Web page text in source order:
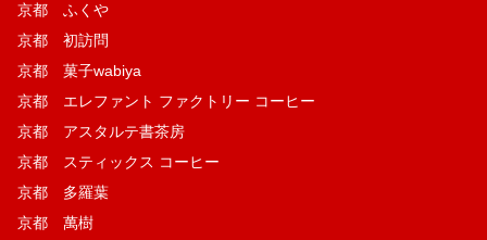
京都 ふくや
京都 初訪問
京都 菓子wabiya
京都 エレファント ファクトリー コーヒー
京都 アスタルテ書茶房
京都 スティックス コーヒー
京都 多羅葉
京都 萬樹